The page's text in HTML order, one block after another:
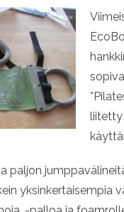
liitetty
paljon
yksinkertaisempia